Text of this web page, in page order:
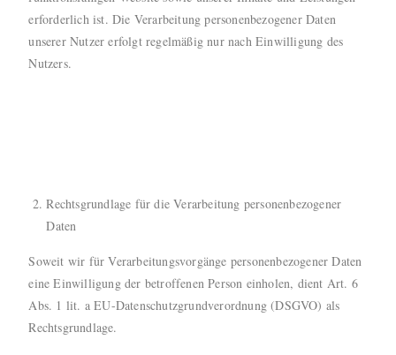
erforderlich ist. Die Verarbeitung personenbezogener Daten
unserer Nutzer erfolgt regelmäßig nur nach Einwilligung des
Nutzers.
Rechtsgrundlage für die Verarbeitung personenbezogener
Daten
Soweit wir für Verarbeitungsvorgänge personenbezogener Daten
eine Einwilligung der betroffenen Person einholen, dient Art. 6
Abs. 1 lit. a EU-Datenschutzgrundverordnung (DSGVO) als
Rechtsgrundlage.